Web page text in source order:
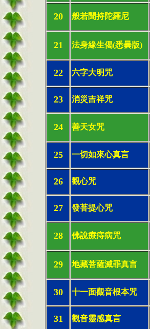
20 般若聞持陀羅尼
21 法身緣生偈(悉曇版)
22 六字大明咒
23 消災吉祥咒
24 善天女咒
25 一切如來心真言
26 觀心咒
27 發菩提心咒
28 佛說療痔病咒
29 地藏菩薩滅罪真言
30 十一面觀音根本咒
31 觀音靈感真言